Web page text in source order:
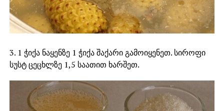
3. 1 ჭიქა ნაყენზე 1 ჭიქა შაქარი გამოიყენეთ. სიროფი
სუსტ ცეცხლზე 1,5 საათით ხარშეთ.